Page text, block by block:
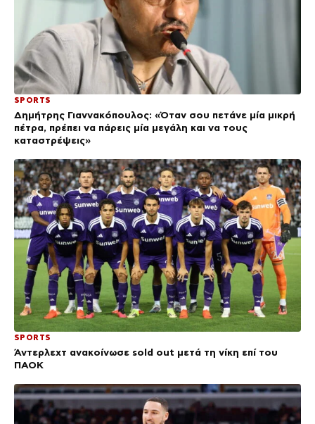
SPORTS
Δημήτρης Γιαννακόπουλος: «Όταν σου πετάνε μία μικρή
πέτρα, πρέπει να πάρεις μία μεγάλη και να τους
καταστρέψεις»
SPORTS
Άντερλεχτ ανακοίνωσε sold out μετά τη νίκη επί του
ΠΑΟΚ